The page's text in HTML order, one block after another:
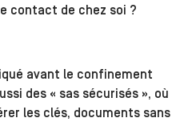
contact de chez soi ?
avant le confinement
des « sas sécurisés », où
les clés, documents sans